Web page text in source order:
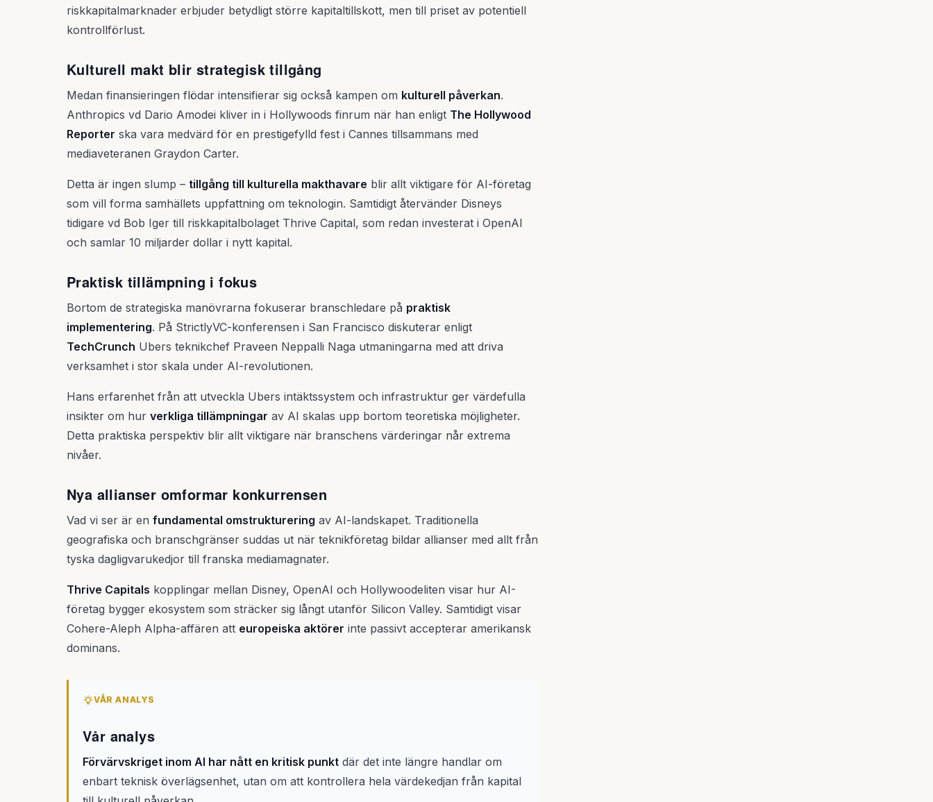
riskkapitalmarknader erbjuder betydligt större kapitaltillskott, men till priset av potentiell
kontrollförlust.
Kulturell makt blir strategisk tillgång
Medan finansieringen flödar intensifierar sig också kampen om kulturell påverkan.
Anthropics vd Dario Amodei kliver in i Hollywoods finrum när han enligt The Hollywood
Reporter ska vara medvärd för en prestigefylld fest i Cannes tillsammans med
mediaveteranen Graydon Carter.
Detta är ingen slump – tillgång till kulturella makthavare blir allt viktigare för AI-företag
som vill forma samhällets uppfattning om teknologin. Samtidigt återvänder Disneys
tidigare vd Bob Iger till riskkapitalbolaget Thrive Capital, som redan investerat i OpenAI
och samlar 10 miljarder dollar i nytt kapital.
Praktisk tillämpning i fokus
Bortom de strategiska manövrarna fokuserar branschledare på praktisk
implementering. På StrictlyVC-konferensen i San Francisco diskuterar enligt
TechCrunch Ubers teknikchef Praveen Neppalli Naga utmaningarna med att driva
verksamhet i stor skala under AI-revolutionen.
Hans erfarenhet från att utveckla Ubers intäktssystem och infrastruktur ger värdefulla
insikter om hur verkliga tillämpningar av AI skalas upp bortom teoretiska möjligheter.
Detta praktiska perspektiv blir allt viktigare när branschens värderingar når extrema
nivåer.
Nya allianser omformar konkurrensen
Vad vi ser är en fundamental omstrukturering av AI-landskapet. Traditionella
geografiska och branschgränser suddas ut när teknikföretag bildar allianser med allt från
tyska dagligvarukedjor till franska mediamagnater.
Thrive Capitals kopplingar mellan Disney, OpenAI och Hollywoodeliten visar hur AI-
företag bygger ekosystem som sträcker sig långt utanför Silicon Valley. Samtidigt visar
Cohere-Aleph Alpha-affären att europeiska aktörer inte passivt accepterar amerikansk
dominans.
VÅR ANALYS
Vår analys
Förvärvskriget inom AI har nått en kritisk punkt där det inte längre handlar om
enbart teknisk överlägsenhet, utan om att kontrollera hela värdekedjan från kapital